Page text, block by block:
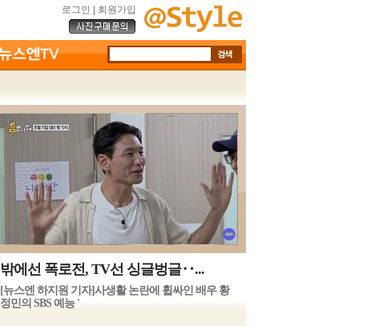
로그인 회원가입
밖에선 폭로전, TV선 싱글벙글‥...
[뉴스엔 하지원 기자]사생활 논란에 휩싸인 배우 황
정민의 SBS 예능 '